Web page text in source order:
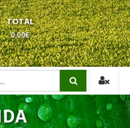
TOTAL
0,00€